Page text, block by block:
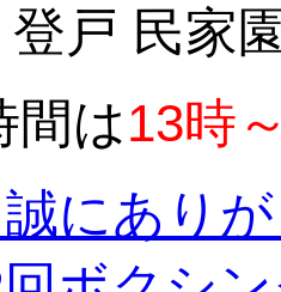
登戸 民家
間は13時
にあり